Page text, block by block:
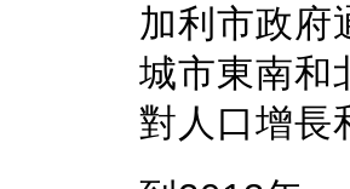
加利市政府
城市東南和
對人口增長